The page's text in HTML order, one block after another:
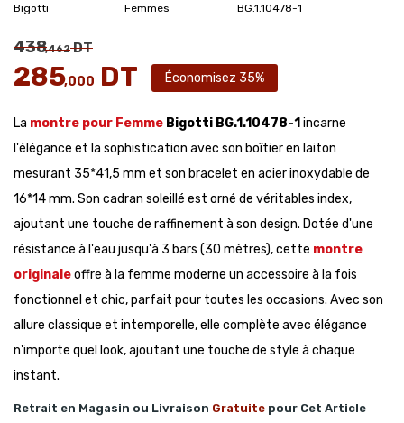
Bigotti
Femmes
BG.1.10478-1
438,462DT
285,000 DT Économisez 35%
La montre pour Femme Bigotti BG.1.10478-1 incarne
l'élégance et la sophistication avec son boîtier en laiton
mesurant 35*41,5 mm et son bracelet en acier inoxydable de
16*14 mm. Son cadran soleillé est orné de véritables index,
ajoutant une touche de raffinement à son design. Dotée d'une
résistance à l'eau jusqu'à 3 bars (30 mètres), cette montre
originaleoffre à la femme moderne un accessoire à la fois
fonctionnel et chic, parfait pour toutes les occasions. Avec son
allure classique et intemporelle, elle complète avec élégance
n'importe quel look, ajoutant une touche de style à chaque
instant.
Retrait en Magasin ou Livraison Gratuite pour Cet Article